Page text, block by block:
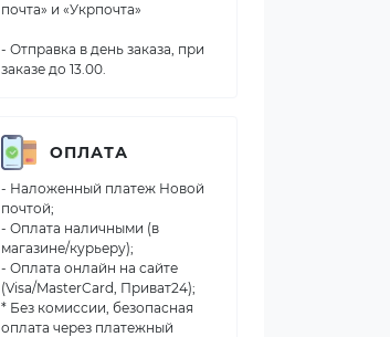
почта» и «Укрпочта»
- Отправка в день заказа, при
заказе до 13.00.
ОПЛАТА
- Наложенный платеж Новой
почтой;
- Оплата наличными (в
магазине/курьеру);
- Оплата онлайн на сайте
(Visa/MasterCard, Приват24);
* Без комиссии, безопасная
оплата через платежный